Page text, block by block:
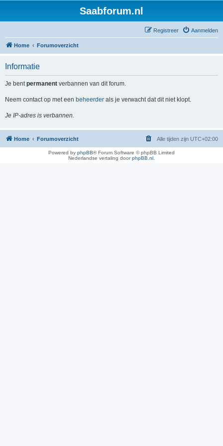
Saabforum.nl
Aanmelden
Registreer
Home Forumoverzicht
Informatie
Je bentpermanent verbannen van dit forum.
Neem contact op met een beheerder als je verwacht dat dit niet klopt.
Je IP-adres is verbannen.
Home Forumoverzicht Alle tijden zijn UTC+02:00
Powered by phpBB® Forum Software © phpBB Limited
Nederlandse vertaling doorphpBB.nl